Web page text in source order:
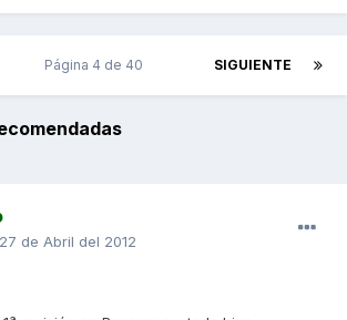
SIGUIENTE
Página 4 de 40
27 de Abril del 2012